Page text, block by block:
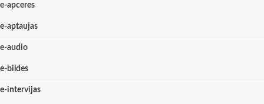
e-apceres
e-aptaujas
e-audio
e-bildes
e-intervijas